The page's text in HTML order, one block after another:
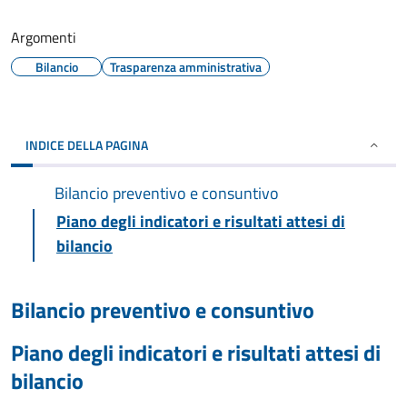
Argomenti
Bilancio Trasparenza amministrativa
INDICE DELLA PAGINA
Bilancio preventivo e consuntivo
Piano degli indicatori e risultati attesi di
bilancio
Bilancio preventivo e consuntivo
Piano degli indicatori e risultati attesi di
bilancio